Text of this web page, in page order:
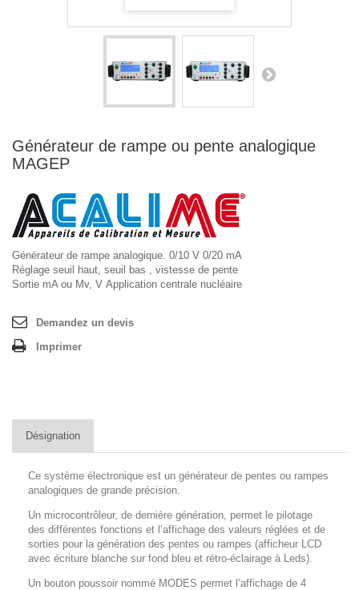
Générateur de rampe ou pente analogique
MAGEP
Générateur de rampe analogique. 0/10 V 0/20 mA
Réglage seuil haut, seuil bas , vistesse de pente
Sortie mA ou Mv, V Application centrale nucléaire
Demandez un devis
Imprimer
Désignation
Ce système électronique est un générateur de pentes ou rampes
analogiques de grande précision.
Un microcontrôleur, de dernière génération, permet le pilotage
des différentes fonctions et l’affichage des valeurs réglées et de
sorties pour la génération des pentes ou rampes (afficheur LCD
avec écriture blanche sur fond bleu et rétro-éclairage à Leds).
Un bouton poussoir nommé MODES permet l’affichage de 4